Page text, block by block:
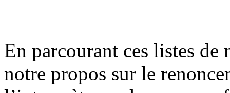
En parcourant ces listes
notre propos sur le